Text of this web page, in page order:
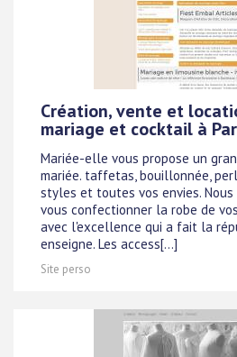
Création, vente et
mariage et cocktail à
Mariée-elle vous propose un
mariée. taffetas, bouillonnée,
styles et toutes vos envies.
vous confectionner la robe de
avec l'excellence qui a fait la
enseigne. Les access[...]
Site perso